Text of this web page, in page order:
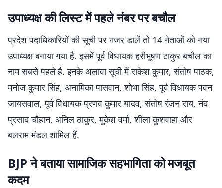
उपाध्यक्ष की लिस्ट में पहले नंबर पर बचौल
प्रदेश पदाधिकारियों की सूची पर नजर डालें तो 14 नेताओं को नया
उपाध्यक्ष बनाया गया है. इसमें पूर्व विधायक हरीभूषण ठाकुर बचौल का
नाम सबसे पहले है. इनके अलावा सूची में राकेश कुमार, संतोष पाठक,
मनोज कुमार सिंह, अनामिका पासवान, शोभा सिंह, पूर्व विधायक पवन
जायसवाल, पूर्व विधायक प्रणव कुमार यादव, संतोष रंजन राय, नंद
प्रसाद चौहान, अनिल ठाकुर, मुकेश वर्मा, शीला कुशवाहा और
बलराम मंडल शामिल हैं.
BJP ने बताया सामाजिक सहभागिता को मजबूत
कदम